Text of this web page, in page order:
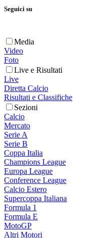
Seguici su
Media
Video
Foto
Live e Risultati
Live
Diretta Calcio
Risultati e Classifiche
Sezioni
Calcio
Mercato
Serie A
Serie B
Coppa Italia
Champions League
Europa League
Conference League
Calcio Estero
Supercoppa Italiana
Formula 1
Formula E
MotoGP
Altri Motori